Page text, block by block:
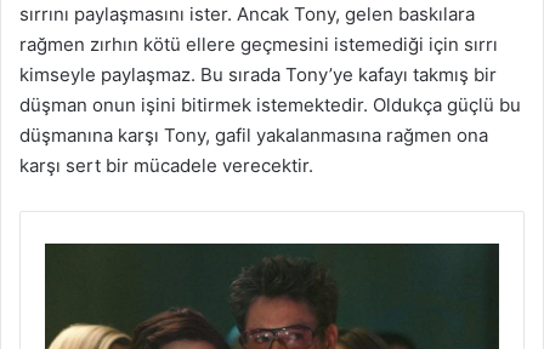
sırrını paylaşmasını ister. Ancak Tony, gelen baskılara
rağmen zırhın kötü ellere geçmesini istemediği için sırrı
kimseyle paylaşmaz. Bu sırada Tony’ye kafayı takmış bir
düşman onun işini bitirmek istemektedir. Oldukça güçlü bu
düşmanına karşı Tony, gafil yakalanmasına rağmen ona
karşı sert bir mücadele verecektir.